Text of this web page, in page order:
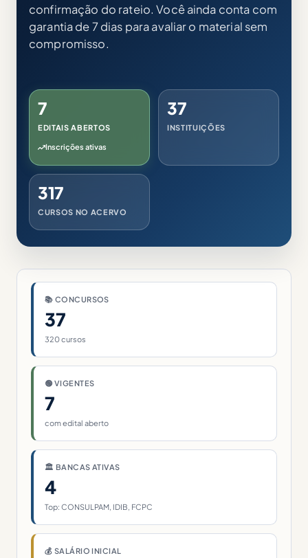
confirmação do rateio. Você ainda conta com
garantia de 7 dias para avaliar o material sem
compromisso.
7
EDITAIS ABERTOS
Inscrições ativas
37
INSTITUIÇÕES
317
CURSOS NO ACERVO
📚 CONCURSOS
37
320 cursos
🟢 VIGENTES
7
com edital aberto
🏛 BANCAS ATIVAS
4
Top: CONSULPAM, IDIB, FCPC
💰 SALÁRIO INICIAL